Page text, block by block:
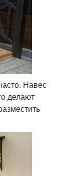
Навес
делают